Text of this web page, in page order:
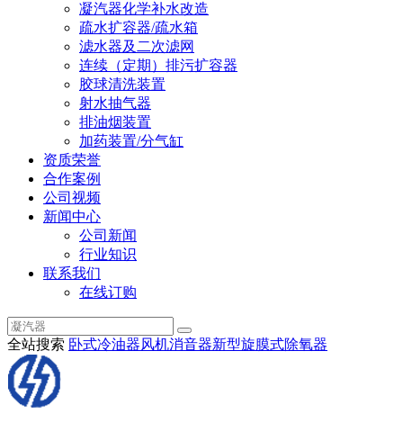
凝汽器化学补水改造
疏水扩容器/疏水箱
滤水器及二次滤网
连续（定期）排污扩容器
胶球清洗装置
射水抽气器
排油烟装置
加药装置/分气缸
资质荣誉
合作案例
公司视频
新闻中心
公司新闻
行业知识
联系我们
在线订购
全站搜索 卧式冷油器风机消音器新型旋膜式除氧器